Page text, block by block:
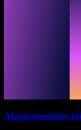
Ajaplaneerimise